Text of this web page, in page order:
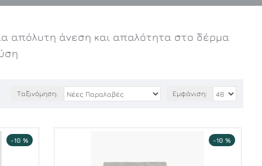
απόλυτη άνεση και απαλότητα στο δέρμα
Ταξινόμηση: Εμφάνιση:
-10 % -10 %